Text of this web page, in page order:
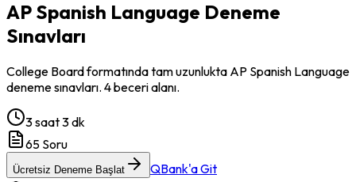
AP Spanish Language Deneme
Sınavları
College Board formatında tam uzunlukta AP Spanish Language
deneme sınavları. 4 beceri alanı.
3 saat 3 dk
65 Soru
Ücretsiz Deneme Başlat QBank'a Git